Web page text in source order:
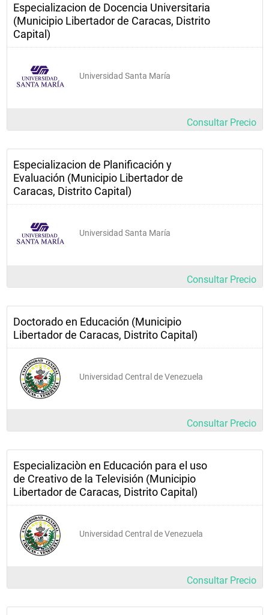
Especializacion de Docencia Universitaria
(Municipio Libertador de Caracas, Distrito
Capital)
Universidad Santa María
Consultar Precio
Especializacion de Planificación y
Evaluación (Municipio Libertador de
Caracas, Distrito Capital)
Universidad Santa María
Consultar Precio
Doctorado en Educación (Municipio
Libertador de Caracas, Distrito Capital)
Universidad Central de Venezuela
Consultar Precio
Especializaciòn en Educación para el uso
de Creativo de la Televisión (Municipio
Libertador de Caracas, Distrito Capital)
Universidad Central de Venezuela
Consultar Precio